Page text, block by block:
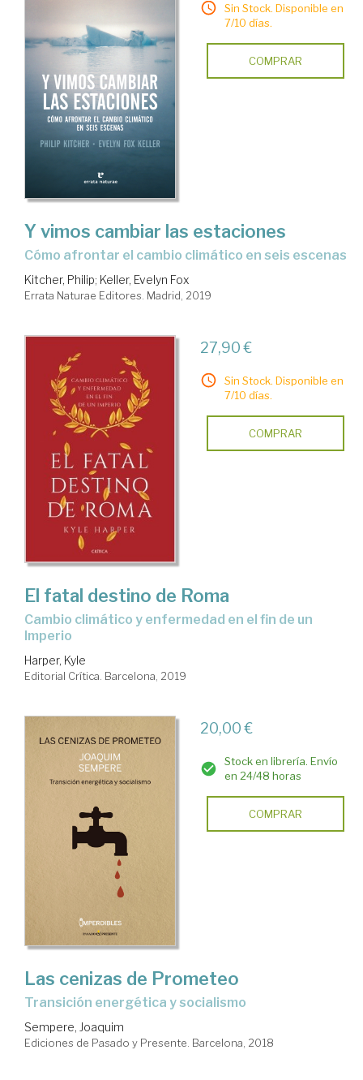
Sin Stock. Disponible en
7/10 días.
COMPRAR
Y vimos cambiar las estaciones
cómo afrontar el cambio climático en seis escenas
Kitcher, Philip; Keller, Evelyn Fox
Errata Naturae Editores. Madrid, 2019
27,90 €
Sin Stock. Disponible en
7/10 días.
COMPRAR
El fatal destino de Roma
cambio climático y enfermedad en el fin de un
Imperio
Harper, Kyle
Editorial Crítica. Barcelona, 2019
20,00 €
Stock en librería. Envío
en 24/48 horas
COMPRAR
Las cenizas de Prometeo
transición energética y socialismo
Sempere, Joaquim
Ediciones de Pasado y Presente. Barcelona, 2018